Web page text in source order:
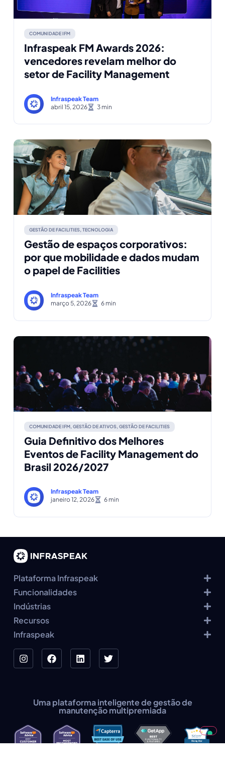
COMUNIDADE IFM
Infraspeak FM Awards 2026:
vencedores revelam melhor do
setor de Facility Management
Infraspeak Team
abril 15, 2026
GESTÃO DE FACILITIES,TECNOLOGIA
Gestão de espaços corporativos:
por que mobilidade e dados mudam
o papel de Facilities
Infraspeak Team
março 5, 2026
COMUNIDADE IFM, GESTÃO DE ATIVOS, GESTÃO DE FACILITIES
Guia Definitivo dos Melhores
Eventos de Facility Management do
Brasil 2026/2027
Infraspeak Team
janeiro 12, 2026
Plataforma Infraspeak
Funcionalidades
Indústrias
Recursos
Infraspeak
Uma plataforma inteligente de gestão de
manutenção multipremiada